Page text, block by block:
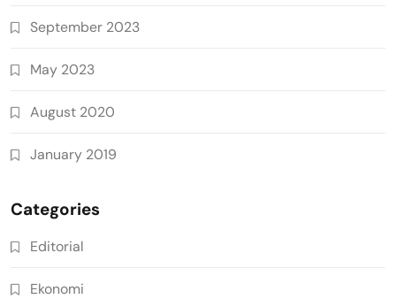
September 2023
May 2023
August 2020
January 2019
Categories
Editorial
Ekonomi